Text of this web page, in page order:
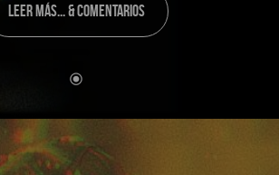
LEER MÁS... & COMENTARIOS